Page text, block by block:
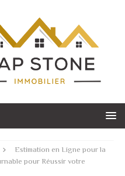
Estimation en Ligne pour la
pour Réussir votre